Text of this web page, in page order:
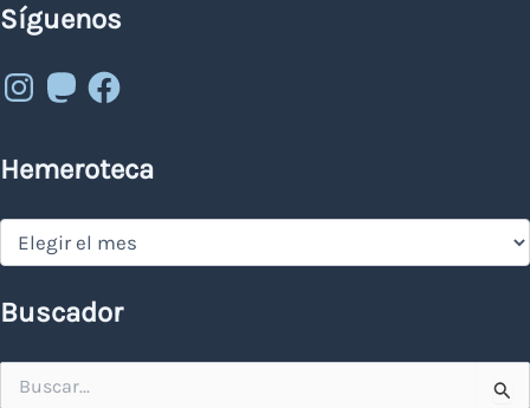
Síguenos
Instagram
MastodonFacebook
Hemeroteca
Hemeroteca
Buscador
por: